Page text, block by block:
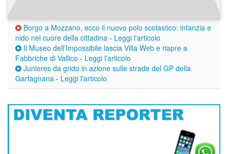
Borgo a Mozzano, ecco il nuovo polo scolastico: infanzia e
nido nel cuore della cittadina - Leggi l'articolo
Il Museo dell’Impossibile lascia Villa Web e riapre a
Fabbriche di Vallico - Leggi l'articolo
Juniores da grido in azione sulle strade del GP della
Garfagnana - Leggi l'articolo